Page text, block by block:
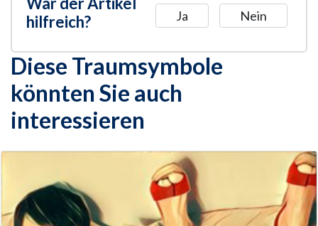
hilfreich?
Ja Nein
Diese Traumsymbole
könnten Sie auch
interessieren